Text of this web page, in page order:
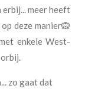
meer heeft
deze manier🙉
enkele West-
zo gaat dat